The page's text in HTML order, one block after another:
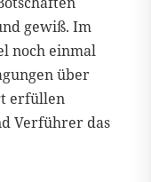
gewiß. Im
noch einmal
über
erfüllen
Verführer das